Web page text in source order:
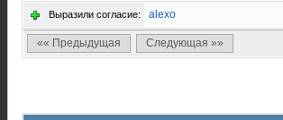
Выразили согласие: alexo
«« Предыдущая Следующая »»